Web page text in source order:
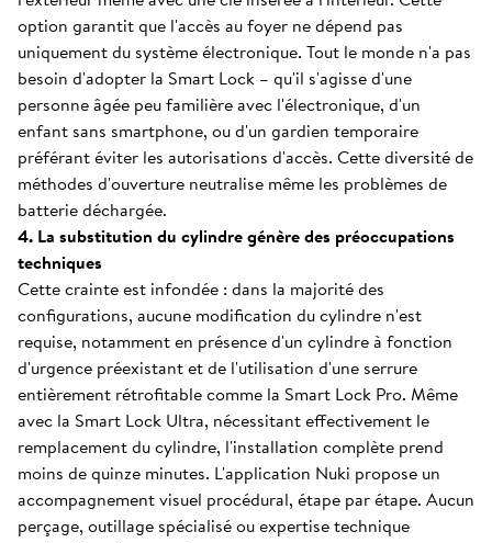
option garantit que l'accès au foyer ne dépend pas
uniquement du système électronique. Tout le monde n'a pas
besoin d'adopter la Smart Lock – qu'il s'agisse d'une
personne âgée peu familière avec l'électronique, d'un
enfant sans smartphone, ou d'un gardien temporaire
préférant éviter les autorisations d'accès. Cette diversité de
méthodes d'ouverture neutralise même les problèmes de
batterie déchargée.
4. La substitution du cylindre génère des préoccupations
techniques
Cette crainte est infondée : dans la majorité des
configurations, aucune modification du cylindre n'est
requise, notamment en présence d'un cylindre à fonction
d'urgence préexistant et de l'utilisation d'une serrure
entièrement rétrofitable comme la Smart Lock Pro. Même
avec la Smart Lock Ultra, nécessitant effectivement le
remplacement du cylindre, l'installation complète prend
moins de quinze minutes. L'application Nuki propose un
accompagnement visuel procédural, étape par étape. Aucun
perçage, outillage spécialisé ou expertise technique